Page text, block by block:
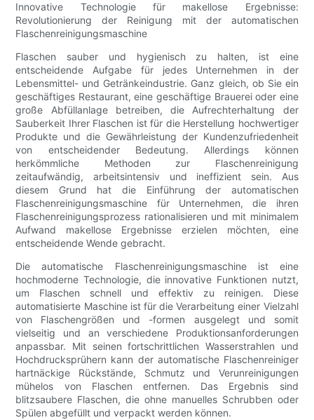
Innovative Technologie für makellose Ergebnisse:
Revolutionierung der Reinigung mit der automatischen
Flaschenreinigungsmaschine
Flaschen sauber und hygienisch zu halten, ist eine
entscheidende Aufgabe für jedes Unternehmen in der
Lebensmittel- und Getränkeindustrie. Ganz gleich, ob Sie ein
geschäftiges Restaurant, eine geschäftige Brauerei oder eine
große Abfüllanlage betreiben, die Aufrechterhaltung der
Sauberkeit Ihrer Flaschen ist für die Herstellung hochwertiger
Produkte und die Gewährleistung der Kundenzufriedenheit
von entscheidender Bedeutung. Allerdings können
herkömmliche Methoden zur Flaschenreinigung
zeitaufwändig, arbeitsintensiv und ineffizient sein. Aus
diesem Grund hat die Einführung der automatischen
Flaschenreinigungsmaschine für Unternehmen, die ihren
Flaschenreinigungsprozess rationalisieren und mit minimalem
Aufwand makellose Ergebnisse erzielen möchten, eine
entscheidende Wende gebracht.
Die automatische Flaschenreinigungsmaschine ist eine
hochmoderne Technologie, die innovative Funktionen nutzt,
um Flaschen schnell und effektiv zu reinigen. Diese
automatisierte Maschine ist für die Verarbeitung einer Vielzahl
von Flaschengrößen und -formen ausgelegt und somit
vielseitig und an verschiedene Produktionsanforderungen
anpassbar. Mit seinen fortschrittlichen Wasserstrahlen und
Hochdrucksprühern kann der automatische Flaschenreiniger
hartnäckige Rückstände, Schmutz und Verunreinigungen
mühelos von Flaschen entfernen. Das Ergebnis sind
blitzsaubere Flaschen, die ohne manuelles Schrubben oder
Spülen abgefüllt und verpackt werden können.